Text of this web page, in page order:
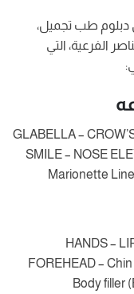
دبلوم طب تجميل،
الفرعية، التي
GLABELLA –
SMILE – NOSE
Marionette
HANDS –
FOREHEAD –
Body filler